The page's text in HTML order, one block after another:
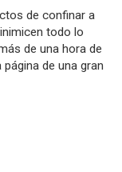
de confinar a
todo lo
de una hora de
de una gran